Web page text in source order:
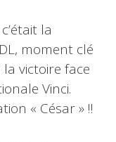
la
moment clé
victoire face
Vinci.
« César » !!